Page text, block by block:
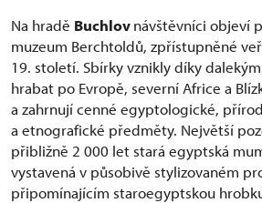
Na hradě Buchlovnávštěvníci objeví
muzeum Berchtoldů, zpřístupněné
19. století. Sbírky vznikly díky
hrabat po Evropě, severní Africe a
a zahrnují cenné egyptologické,
a etnografické předměty. Největší
přibližně 2 000 let stará egyptská
vystavená v působivě stylizovaném
připomínajícím staroegyptskou